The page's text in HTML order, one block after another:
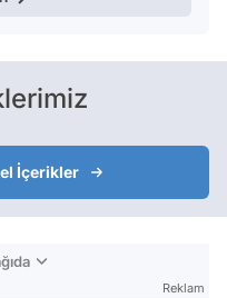
İçerikler
Reklam